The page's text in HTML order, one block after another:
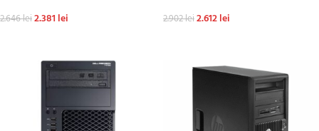
2.646lei2.381 lei 2.902lei2.612lei